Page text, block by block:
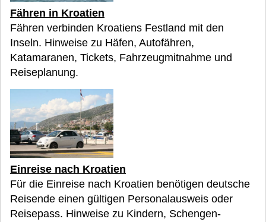
Fähren in Kroatien
Fähren verbinden Kroatiens Festland mit den
Inseln. Hinweise zu Häfen, Autofähren,
Katamaranen, Tickets, Fahrzeugmitnahme und
Reiseplanung.
Einreise nach Kroatien
Für die Einreise nach Kroatien benötigen deutsche
Reisende einen gültigen Personalausweis oder
Reisepass. Hinweise zu Kindern, Schengen-